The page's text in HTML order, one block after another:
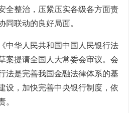
全整治，压紧压实各级各方面责
同联动的良好局面。
中华人民共和国中国人民银行法
案提请全国人大常委会审议。会
法是完善我国金融法律体系的基
设，加快完善中央银行制度，依
。